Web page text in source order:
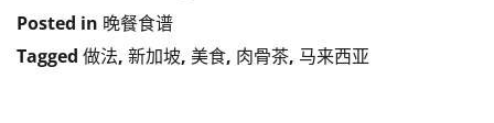
Posted in 晚餐食谱
Tagged 做法, 新加坡, 美食, 肉骨茶, 马来西亚